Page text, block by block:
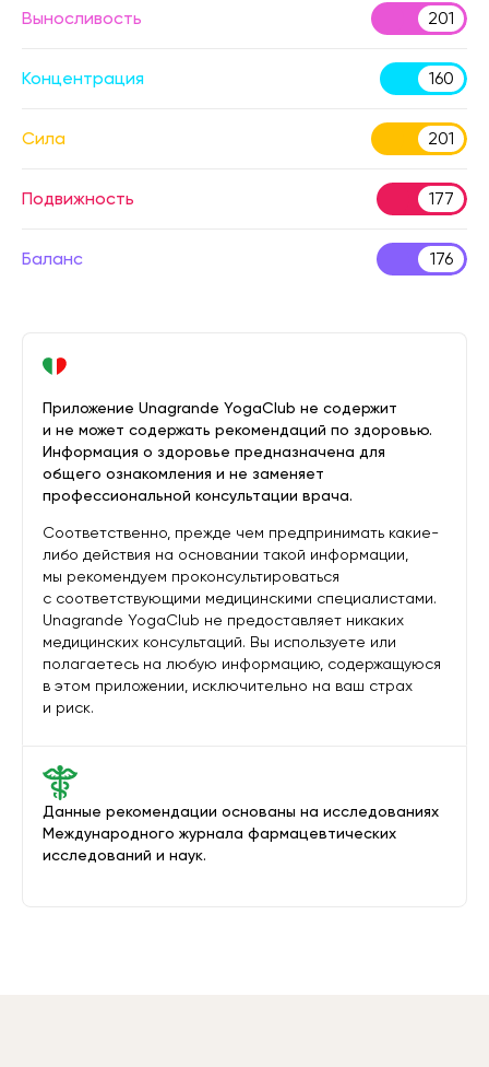
Выносливость 201
Концентрация 160
Сила 201
Подвижность 177
Баланс 176
Данные рекомендации основаны на исследованиях
Международного журнала фармацевтических
исследований и наук.
Приложение Unagrande YogaClub не содержит
и не может содержать рекомендаций по здоровью.
Информация о здоровье предназначена для
общего ознакомления и не заменяет
профессиональной консультации врача.
Соответственно, прежде чем предпринимать какие-
либо действия на основании такой информации,
мы рекомендуем проконсультироваться
с соответствующими медицинскими специалистами.
Unagrande YogaClub не предоставляет никаких
медицинских консультаций. Вы используете или
полагаетесь на любую информацию, содержащуюся
в этом приложении, исключительно на ваш страх
и риск.